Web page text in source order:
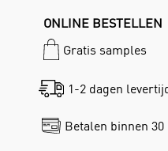
ONLINE BESTELLEN
Gratis samples
1-2 dagen
Betalen binnen 30